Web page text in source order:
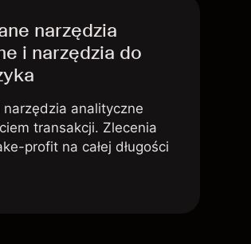
narzędzia
i narzędzia do
analityczne
transakcji. Zlecenia
profit na całej długości